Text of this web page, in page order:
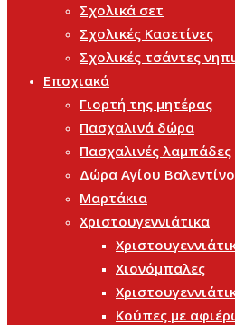
Σχολικά σετ
Σχολικές Κασετίνες
Σχολικές τσάντες
Εποχιακά
Γιορτή της μητέρας
Πασχαλινά δώρα
Πασχαλινές λαμπάδες
Δώρα Αγίου
Μαρτάκια
Χριστουγεννιάτικα
Χιονόμπαλες
Κούπες με